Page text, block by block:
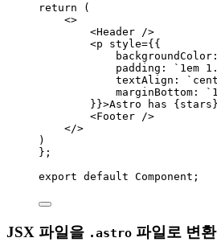
return
(
<>
<Header />
<p style={{
padding:
` 1em
textAlign:
`
marginBottom:
`
}}>Astro has {stars}
<Footer />
</>
)
} ;
export default Component ;
JSX 파일을 .astro 파일로 변환